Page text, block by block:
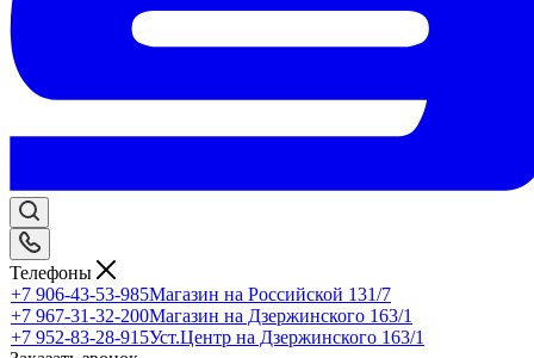
Телефоны
+7 906-43-53-985Магазин на Российской 131/7
+7 967-31-32-200Магазин на Дзержинского 163/1
+7 952-83-28-915Уст.Центр на Дзержинского 163/1